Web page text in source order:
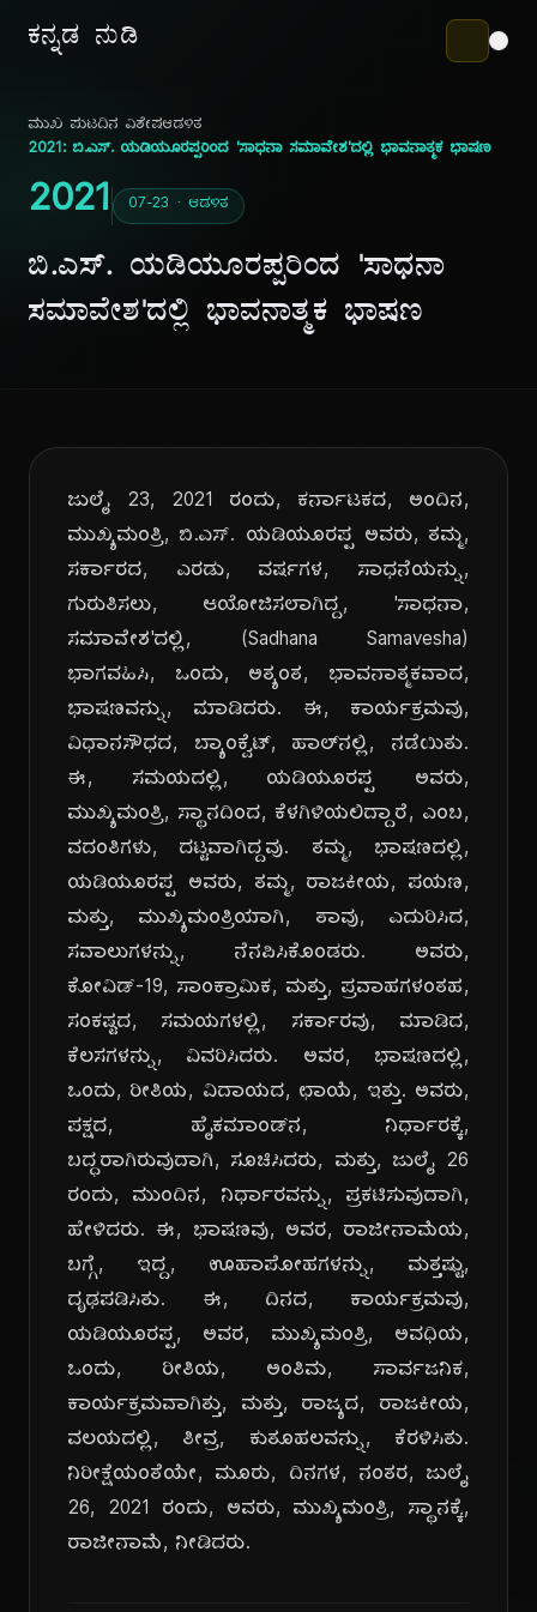
ಕನ್ನಡ ನುಡಿ
ಮುಖ ಪುಟದಿನ ವಿಶೇಷಆಡಳಿತ
2021: ಬಿ.ಎಸ್. ಯಡಿಯೂರಪ್ಪರಿಂದ 'ಸಾಧನಾ ಸಮಾವೇಶ'ದಲ್ಲಿ ಭಾವನಾತ್ಮಕ ಭಾಷಣ
2021 07-23 · ಆಡಳಿತ
ಬಿ.ಎಸ್. ಯಡಿಯೂರಪ್ಪರಿಂದ 'ಸಾಧನಾ
ಸಮಾವೇಶ'ದಲ್ಲಿ ಭಾವನಾತ್ಮಕ ಭಾಷಣ
ಜುಲೈ 23, 2021 ರಂದು, ಕರ್ನಾಟಕದ, ಅಂದಿನ,
ಮುಖ್ಯಮಂತ್ರಿ, ಬಿ.ಎಸ್. ಯಡಿಯೂರಪ್ಪ ಅವರು, ತಮ್ಮ,
ಸರ್ಕಾರದ, ಎರಡು, ವರ್ಷಗಳ, ಸಾಧನೆಯನ್ನು,
ಗುರುತಿಸಲು, ಆಯೋಜಿಸಲಾಗಿದ್ದ, 'ಸಾಧನಾ,
ಸಮಾವೇಶ'ದಲ್ಲಿ, (Sadhana Samavesha)
ಭಾಗವಹಿಸಿ, ಒಂದು, ಅತ್ಯಂತ, ಭಾವನಾತ್ಮಕವಾದ,
ಭಾಷಣವನ್ನು, ಮಾಡಿದರು. ಈ, ಕಾರ್ಯಕ್ರಮವು,
ವಿಧಾನಸೌಧದ, ಬ್ಯಾಂಕ್ವೆಟ್, ಹಾಲ್‌ನಲ್ಲಿ, ನಡೆಯಿತು.
ಈ, ಸಮಯದಲ್ಲಿ, ಯಡಿಯೂರಪ್ಪ ಅವರು,
ಮುಖ್ಯಮಂತ್ರಿ, ಸ್ಥಾನದಿಂದ, ಕೆಳಗಿಳಿಯಲಿದ್ದಾರೆ, ಎಂಬ,
ವದಂತಿಗಳು, ದಟ್ಟವಾಗಿದ್ದವು. ತಮ್ಮ, ಭಾಷಣದಲ್ಲಿ,
ಯಡಿಯೂರಪ್ಪ ಅವರು, ತಮ್ಮ, ರಾಜಕೀಯ, ಪಯಣ,
ಮತ್ತು, ಮುಖ್ಯಮಂತ್ರಿಯಾಗಿ, ತಾವು, ಎದುರಿಸಿದ,
ಸವಾಲುಗಳನ್ನು, ನೆನಪಿಸಿಕೊಂಡರು. ಅವರು,
ಕೋವಿಡ್-19, ಸಾಂಕ್ರಾಮಿಕ, ಮತ್ತು, ಪ್ರವಾಹಗಳಂತಹ,
ಸಂಕಷ್ಟದ, ಸಮಯಗಳಲ್ಲಿ, ಸರ್ಕಾರವು, ಮಾಡಿದ,
ಕೆಲಸಗಳನ್ನು, ವಿವರಿಸಿದರು. ಅವರ, ಭಾಷಣದಲ್ಲಿ,
ಒಂದು, ರೀತಿಯ, ವಿದಾಯದ, ಛಾಯೆ, ಇತ್ತು. ಅವರು,
ಪಕ್ಷದ, ಹೈಕಮಾಂಡ್‌ನ, ನಿರ್ಧಾರಕ್ಕೆ,
ಬದ್ಧರಾಗಿರುವುದಾಗಿ, ಸೂಚಿಸಿದರು, ಮತ್ತು, ಜುಲೈ 26
ರಂದು, ಮುಂದಿನ, ನಿರ್ಧಾರವನ್ನು, ಪ್ರಕಟಿಸುವುದಾಗಿ,
ಹೇಳಿದರು. ಈ, ಭಾಷಣವು, ಅವರ, ರಾಜೀನಾಮೆಯ,
ಬಗ್ಗೆ, ಇದ್ದ, ಊಹಾಪೋಹಗಳನ್ನು, ಮತ್ತಷ್ಟು,
ದೃಢಪಡಿಸಿತು. ಈ, ದಿನದ, ಕಾರ್ಯಕ್ರಮವು,
ಯಡಿಯೂರಪ್ಪ, ಅವರ, ಮುಖ್ಯಮಂತ್ರಿ, ಅವಧಿಯ,
ಒಂದು, ರೀತಿಯ, ಅಂತಿಮ, ಸಾರ್ವಜನಿಕ,
ಕಾರ್ಯಕ್ರಮವಾಗಿತ್ತು, ಮತ್ತು, ರಾಜ್ಯದ, ರಾಜಕೀಯ,
ವಲಯದಲ್ಲಿ, ತೀವ್ರ, ಕುತೂಹಲವನ್ನು, ಕೆರಳಿಸಿತು.
ನಿರೀಕ್ಷೆಯಂತೆಯೇ, ಮೂರು, ದಿನಗಳ, ನಂತರ, ಜುಲೈ
26, 2021 ರಂದು, ಅವರು, ಮುಖ್ಯಮಂತ್ರಿ, ಸ್ಥಾನಕ್ಕೆ,
ರಾಜೀನಾಮೆ, ನೀಡಿದರು.